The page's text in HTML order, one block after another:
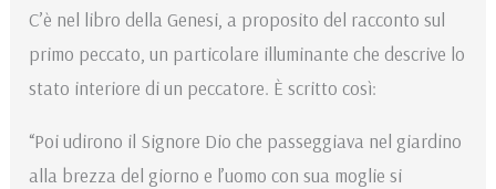
C’è nel libro della Genesi, a proposito del racconto sul
primo peccato, un particolare illuminante che descrive lo
stato interiore di un peccatore. È scritto così:
“Poi udirono il Signore Dio che passeggiava nel giardino
alla brezza del giorno e l’uomo con sua moglie si